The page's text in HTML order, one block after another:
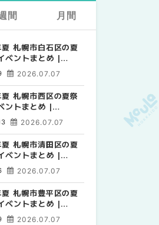
札幌市白石区の夏
ベントまとめ |
HOKKAIDO
2026.07.07
札幌市西区の夏祭
ントまとめ |
HOKKAIDO
2026.07.07
札幌市清田区の夏
ベントまとめ |
HOKKAIDO
2026.07.07
札幌市豊平区の夏
ベントまとめ |
HOKKAIDO
2026.07.07
間
2026年夏 札幌市西区の夏祭
り・イベントまとめ |
13
【2026年最新】札幌のおすす
めビアガーデン｜オープン日
順に徹底紹介！大通公園から
穴場テラスまで | MouLa
HOKKAIDO
24
2026年夏 札幌市白石区の夏
祭り・イベントまとめ |
9
2026年夏 札幌市手稲区の夏
祭り・イベントまとめ |
10
月間
【2026年最新】札幌のおすす
めビアガーデン｜オープン日
穴場テラスまで | MouLa
HOKKAIDO
24
2026年夏 札幌市北区の夏祭
り・イベントまとめ |
9
2026年夏 札幌市白石区の夏
祭り・イベントまとめ |
9
2026年夏 札幌市西区の夏祭
り・イベントまとめ |
13